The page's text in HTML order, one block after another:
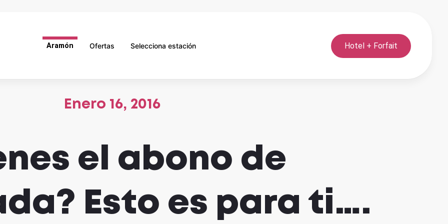
Aramón Ofertas Selecciona estación Hotel + Forfait
Enero 16, 2016
el abono de
Esto es para ti….